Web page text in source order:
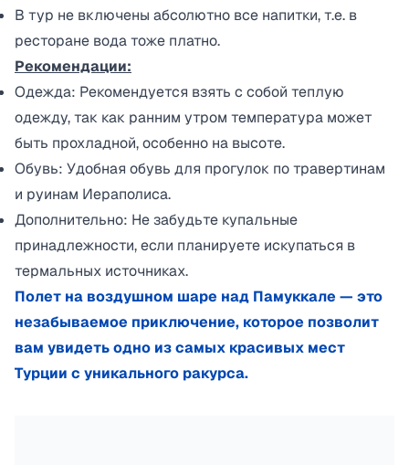
В тур не включены абсолютно все напитки, т.е. в
ресторане вода тоже платно.
Рекомендации:
Одежда: Рекомендуется взять с собой теплую
одежду, так как ранним утром температура может
быть прохладной, особенно на высоте.
Обувь: Удобная обувь для прогулок по травертинам
и руинам Иераполиса.
Дополнительно: Не забудьте купальные
принадлежности, если планируете искупаться в
термальных источниках.
Полет на воздушном шаре над Памуккале — это
незабываемое приключение, которое позволит
вам увидеть одно из самых красивых мест
Турции с уникального ракурса.